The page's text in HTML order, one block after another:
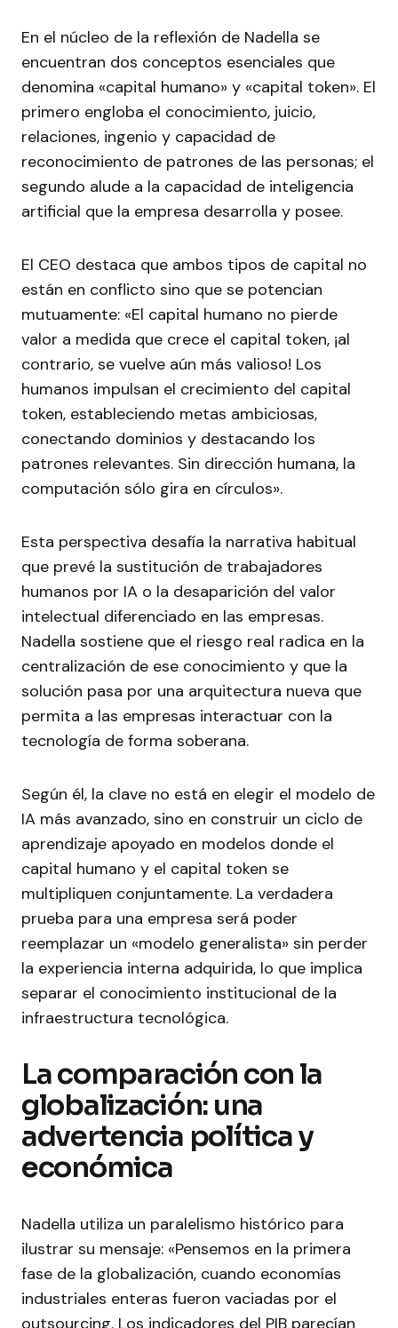
En el núcleo de la reflexión de Nadella se
encuentran dos conceptos esenciales que
denomina «capital humano» y «capital token». El
primero engloba el conocimiento, juicio,
relaciones, ingenio y capacidad de
reconocimiento de patrones de las personas; el
segundo alude a la capacidad de inteligencia
artificial que la empresa desarrolla y posee.
El CEO destaca que ambos tipos de capital no
están en conflicto sino que se potencian
mutuamente: «El capital humano no pierde
valor a medida que crece el capital token, ¡al
contrario, se vuelve aún más valioso! Los
humanos impulsan el crecimiento del capital
token, estableciendo metas ambiciosas,
conectando dominios y destacando los
patrones relevantes. Sin dirección humana, la
computación sólo gira en círculos».
Esta perspectiva desafía la narrativa habitual
que prevé la sustitución de trabajadores
humanos por IA o la desaparición del valor
intelectual diferenciado en las empresas.
Nadella sostiene que el riesgo real radica en la
centralización de ese conocimiento y que la
solución pasa por una arquitectura nueva que
permita a las empresas interactuar con la
tecnología de forma soberana.
Según él, la clave no está en elegir el modelo de
IA más avanzado, sino en construir un ciclo de
aprendizaje apoyado en modelos donde el
capital humano y el capital token se
multipliquen conjuntamente. La verdadera
prueba para una empresa será poder
reemplazar un «modelo generalista» sin perder
la experiencia interna adquirida, lo que implica
separar el conocimiento institucional de la
infraestructura tecnológica.
La comparación con la
globalización: una
advertencia política y
económica
Nadella utiliza un paralelismo histórico para
ilustrar su mensaje: «Pensemos en la primera
fase de la globalización, cuando economías
industriales enteras fueron vaciadas por el
outsourcing. Los indicadores del PIB parecían